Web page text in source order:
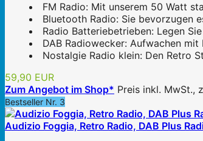
FM Radio: Mit unserem 50 Watt
Bluetooth Radio: Sie bevorzugen
Radio Batteriebetrieben: Legen
DAB Radiowecker: Aufwachen
Nostalgie Radio klein: Den Retro
59,90 EUR
Zum Angebot im Shop* Preis inkl. MwSt.,
Bestseller Nr. 3
Audizio Foggia, Retro Radio, DAB Plus